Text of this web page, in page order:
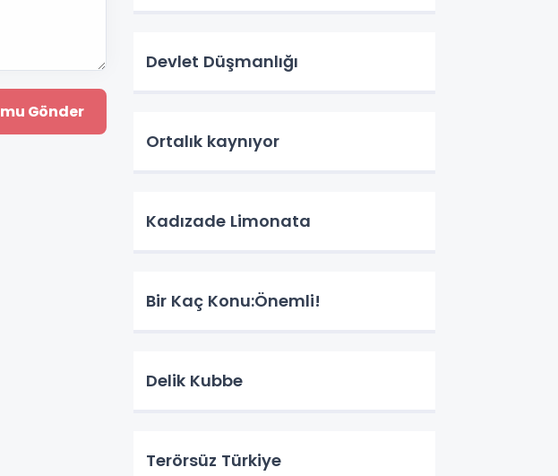
Devlet Düşmanlığı
Ortalık kaynıyor
Kadızade Limonata
Bir Kaç Konu:Önemli!
Delik Kubbe
Terörsüz Türkiye